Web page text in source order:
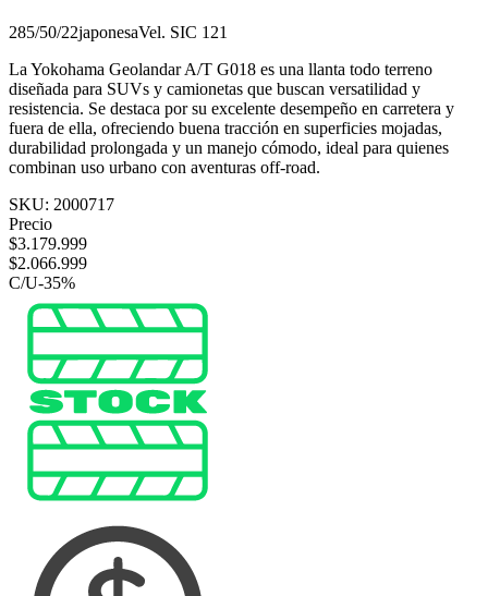
285/50/22japonesaVel. SIC 121
La Yokohama Geolandar A/T G018 es una llanta todo terreno
diseñada para SUVs y camionetas que buscan versatilidad y
resistencia. Se destaca por su excelente desempeño en carretera y
fuera de ella, ofreciendo buena tracción en superficies mojadas,
durabilidad prolongada y un manejo cómodo, ideal para quienes
combinan uso urbano con aventuras off-road.
SKU: 2000717
Precio
$3.179.999
$2.066.999
C/U-35%